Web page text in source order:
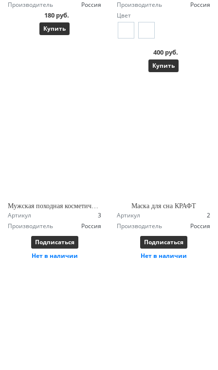
Производитель
Россия
180 руб.
Купить
Производитель
Россия
Цвет
400 руб.
Купить
Артикул
3
Производитель
Россия
Подписаться
Нет в наличии
Маска для сна КРАФТ
Артикул
2
Производитель
Россия
Подписаться
Нет в наличии